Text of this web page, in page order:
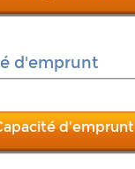
d'emprunt
d'emprunt